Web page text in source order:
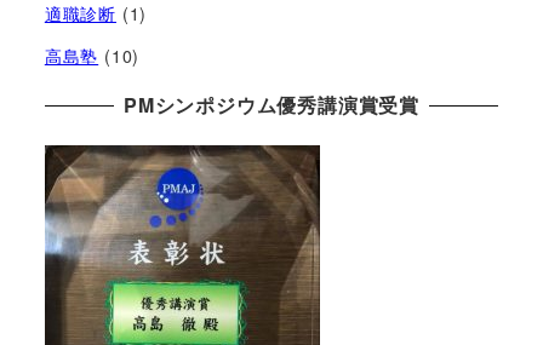
適職診断 (1)
高島塾 (10)
PMシンポジウム優秀講演賞受賞